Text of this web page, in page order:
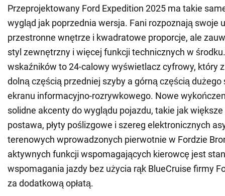
Przeprojektowany Ford Expedition 2025 ma takie
wygląd jak poprzednia wersja. Fani rozpoznają swoje
przestronne wnętrze i kwadratowe proporcje, ale
styl zewnętrzny i więcej funkcji technicznych w
wskaźników to 24-calowy wyświetlacz cyfrowy, który
dolną częścią przedniej szyby a górną częścią
ekranu informacyjno-rozrywkowego. Nowe
solidne akcenty do wyglądu pojazdu, takie jak
postawa, płyty poślizgowe i szereg elektronicznych
terenowych wprowadzonych pierwotnie w Fordzie
aktywnych funkcji wspomagających kierowcę jest
wspomagania jazdy bez użycia rąk BlueCruise firmy
za dodatkową opłatą.